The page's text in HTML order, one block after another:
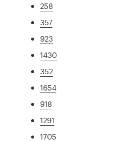
258
357
923
1430
352
1654
918
1291
1705